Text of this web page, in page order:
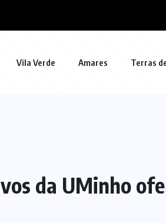
Vila Verde Amares Terras
da UMinho